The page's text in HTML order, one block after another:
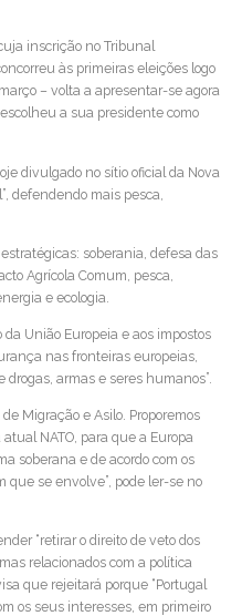
inscrição no Tribunal
às primeiras eleições logo
– volta a apresentar-se agora
a sua presidente como
divulgado no sítio oficial da Nova
defendendo mais pesca,
soberania, defesa das
Agrícola Comum, pesca,
e ecologia.
União Europeia e aos impostos
nas fronteiras europeias,
armas e seres humanos”.
Migração e Asilo. Proporemos
NATO, para que a Europa
soberana e de acordo com os
que se envolve”, pode ler-se no
“retirar o direito de veto dos
relacionados com a política
que rejeitará porque “Portugal
os seus interesses, em primeiro